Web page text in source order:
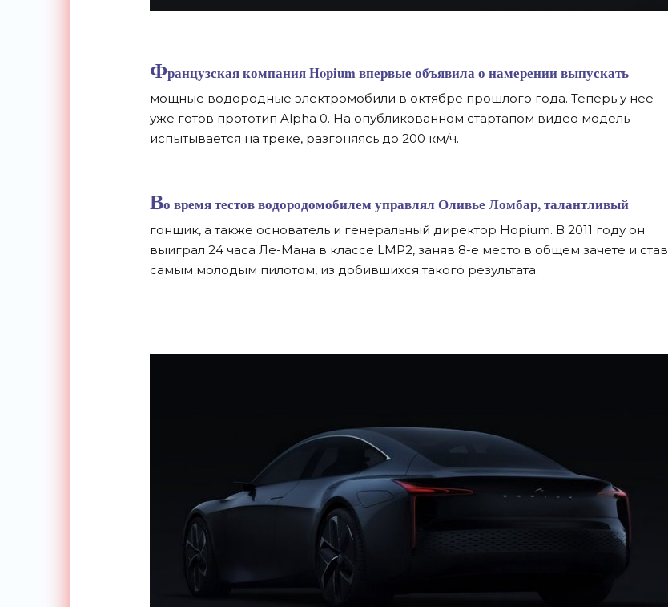
Французская компания Hopium впервые объявила о намерении выпускать
мощные водородные электромобили в октябре прошлого года. Теперь у нее
уже готов прототип Alpha 0. На опубликованном стартапом видео модель
испытывается на треке, разгоняясь до 200 км/ч.
Во время тестовводородомобилем управлял Оливье Ломбар, талантливый
гонщик, а также основатель и генеральный директор Hopium. В 2011 году он
выиграл 24 часа Ле-Мана в классе LMP2, заняв 8-е место в общем зачете и став
самым молодым пилотом, из добившихся такого результата.